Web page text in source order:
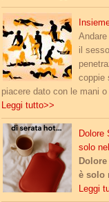
posizioni.jpg
Andare
il
coppie
piacere dato con le mani
Leggi tutto>>
vulvodinia.png
Dolore
solo
è solo
Leggi